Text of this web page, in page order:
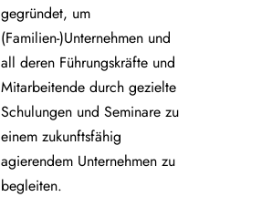
gegründet, um
(Familien-)Unternehmen und
all deren Führungskräfte und
Mitarbeitende durch gezielte
Schulungen und Seminare zu
einem zukunftsfähig
agierendem Unternehmen zu
begleiten.